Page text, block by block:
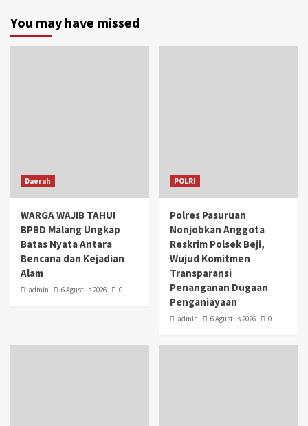
You may have missed
Daerah
WARGA WAJIB TAHU!
BPBD Malang Ungkap
Batas Nyata Antara
Bencana dan Kejadian
Alam
admin 6 Agustus 2026 0
POLRI
Polres Pasuruan
Nonjobkan Anggota
Reskrim Polsek Beji,
Wujud Komitmen
Transparansi
Penanganan Dugaan
Penganiayaan
admin 6 Agustus 2026 0